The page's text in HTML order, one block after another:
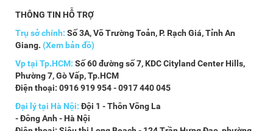
THÔNG TIN HỖ TRỢ
Trụ sở chính: Số 3A, Võ Trường Toản, P. Rạch Giá, Tỉnh An
Giang. (Xem bản đồ)
Vp tại Tp.HCM: Số 60 đường số 7, KDC Cityland Center Hills,
Phường 7, Gò Vấp, Tp.HCM
Điện thoại: 0916 919 954 - 0917 440 045
Đại lý tại Hà Nội:Đội 1 - Thôn Võng La
- Đông Anh - Hà Nội